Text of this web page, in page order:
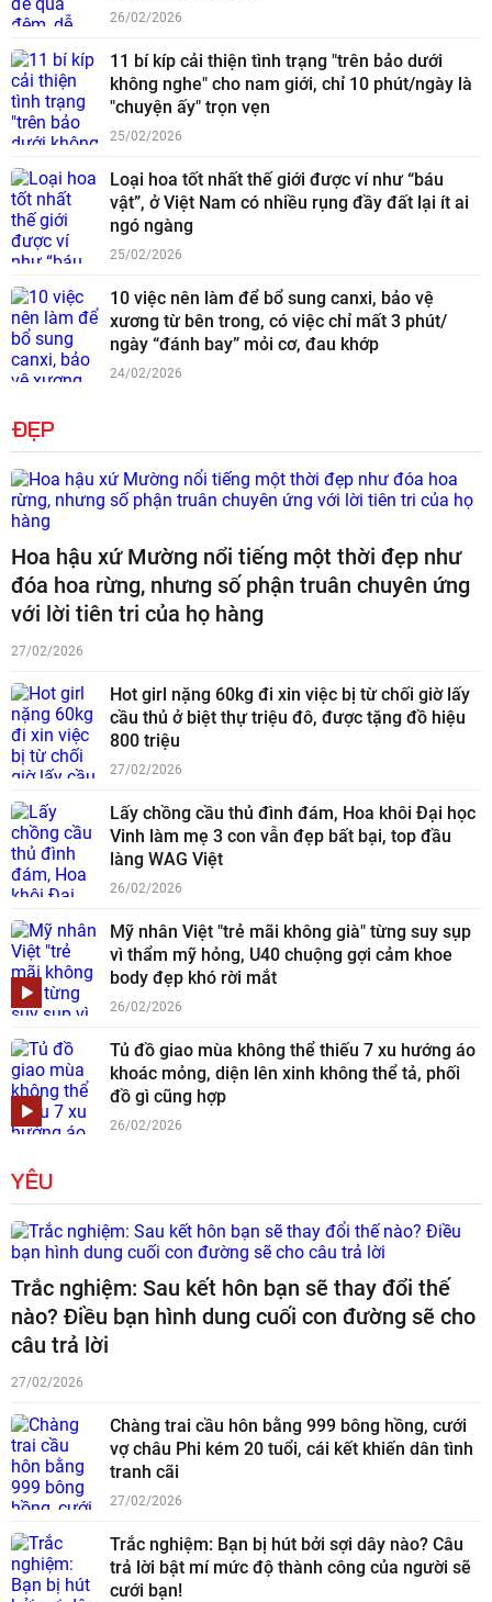
26/02/2026
11 bí kíp cải thiện tình trạng "trên bảo dưới
không nghe" cho nam giới, chỉ 10 phút/ngày là
"chuyện ấy" trọn vẹn
25/02/2026
Loại hoa tốt nhất thế giới được ví như “báu
vật”, ở Việt Nam có nhiều rụng đầy đất lại ít ai
ngó ngàng
25/02/2026
10 việc nên làm để bổ sung canxi, bảo vệ
xương từ bên trong, có việc chỉ mất 3 phút/
ngày “đánh bay” mỏi cơ, đau khớp
24/02/2026
ĐẸP
Hoa hậu xứ Mường nổi tiếng một thời đẹp như
đóa hoa rừng, nhưng số phận truân chuyên ứng
với lời tiên tri của họ hàng
27/02/2026
Hot girl nặng 60kg đi xin việc bị từ chối giờ lấy
cầu thủ ở biệt thự triệu đô, được tặng đồ hiệu
800 triệu
27/02/2026
Lấy chồng cầu thủ đình đám, Hoa khôi Đại học
Vinh làm mẹ 3 con vẫn đẹp bất bại, top đầu
làng WAG Việt
26/02/2026
Mỹ nhân Việt "trẻ mãi không già" từng suy sụp
vì thẩm mỹ hỏng, U40 chuộng gợi cảm khoe
body đẹp khó rời mắt
26/02/2026
Tủ đồ giao mùa không thể thiếu 7 xu hướng áo
khoác mỏng, diện lên xinh không thể tả, phối
đồ gì cũng hợp
26/02/2026
YÊU
Trắc nghiệm: Sau kết hôn bạn sẽ thay đổi thế
nào? Điều bạn hình dung cuối con đường sẽ cho
câu trả lời
27/02/2026
Chàng trai cầu hôn bằng 999 bông hồng, cưới
vợ châu Phi kém 20 tuổi, cái kết khiến dân tình
tranh cãi
27/02/2026
Trắc nghiệm: Bạn bị hút bởi sợi dây nào? Câu
trả lời bật mí mức độ thành công của người sẽ
cưới bạn!